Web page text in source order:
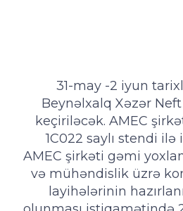
31-may -2 iyun
Beynəlxalq Xəzər
keçiriləcək. AMEC
1C022 saylı stendi
AMEC şirkəti gəmi
və mühəndislik üzrə
layihələrinin